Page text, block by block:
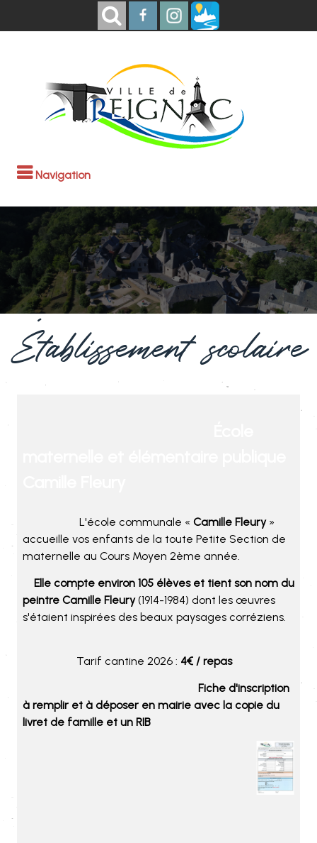
Navigation
Établissement scolaire
L'école communale « Camille Fleury»
accueille vos enfants de la toute Petite Section de
maternelle au Cours Moyen 2ème année.
Elle compte environ 105 élèves et tient son nom du
peintre Camille Fleury(1914-1984) dont les œuvres
s'étaient inspirées des beaux paysages corréziens.
Tarif cantine 2026 : 4€ / repas
Fiche d'inscription
à remplir et à déposer en mairie avec la copie du
livret de famille et un RIB